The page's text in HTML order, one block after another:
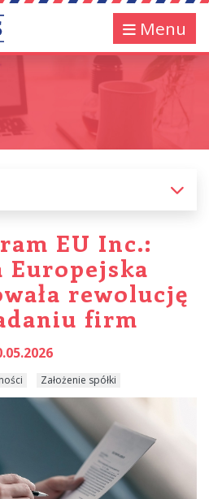
Menu
EU Inc.:
Europejska
rewolucję
firm
Założenie spółki